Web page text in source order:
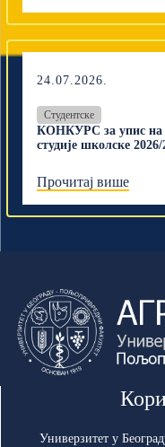
24.07.2026.
Студентске
КОНКУРС за упис на
студије школске
Прочитај више
Универзитет у